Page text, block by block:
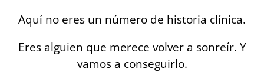
Aquí no eres un número de historia clínica.
Eres alguien que merece volver a sonreír. Y
vamos a conseguirlo.